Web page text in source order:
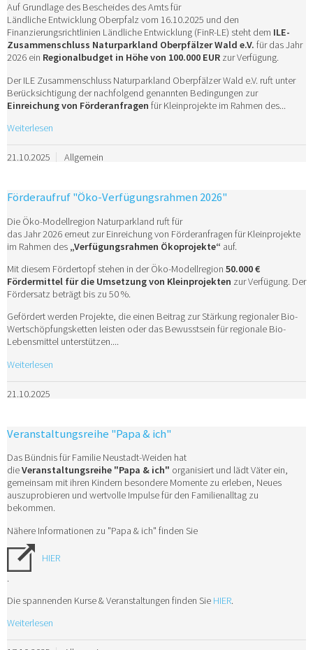
Auf Grundlage des Bescheides des Amts für
Ländliche Entwicklung Oberpfalz vom 16.10.2025 und den
Finanzierungsrichtlinien Ländliche Entwicklung (FinR-LE) steht dem ILE-
Zusammenschluss Naturparkland Oberpfälzer Wald e.V. für das Jahr
2026 ein Regionalbudget in Höhe von 100.000 EUR zur Verfügung.
Der ILE Zusammenschluss Naturparkland Oberpfälzer Wald e.V. ruft unter
Berücksichtigung der nachfolgend genannten Bedingungen zur
Einreichung von Förderanfragen für Kleinprojekte im Rahmen des...
Weiterlesen
21.10.2025 Allgemein
Förderaufruf "Öko-Verfügungsrahmen 2026"
Die Öko-Modellregion Naturparkland ruft für
das Jahr 2026 erneut zur Einreichung von Förderanfragen für Kleinprojekte
im Rahmen des „Verfügungsrahmen Ökoprojekte“ auf.
Mit diesem Fördertopf stehen in der Öko-Modellregion 50.000 €
Fördermittel für die Umsetzung von Kleinprojekten zur Verfügung. Der
Fördersatz beträgt bis zu 50 %.
Gefördert werden Projekte, die einen Beitrag zur Stärkung regionaler Bio-
Wertschöpfungsketten leisten oder das Bewusstsein für regionale Bio-
Lebensmittel unterstützen....
Weiterlesen
21.10.2025
Veranstaltungsreihe "Papa & ich"
Das Bündnis für Familie Neustadt-Weiden hat
dieVeranstaltungsreihe "Papa & ich" organisiert und lädt Väter ein,
gemeinsam mit ihren Kindern besondere Momente zu erleben, Neues
auszuprobieren und wertvolle Impulse für den Familienalltag zu
bekommen.
Nähere Informationen zu "Papa & ich" finden Sie
HIER
.
Die spannenden Kurse & Veranstaltungen finden Sie HIER.
Weiterlesen